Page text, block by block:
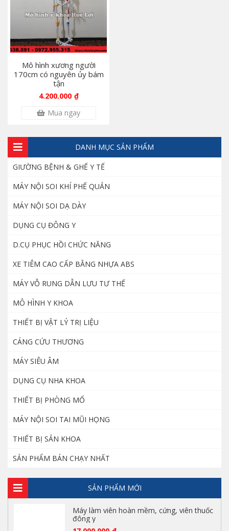
Mô hình xương người
170cm có nguyên ủy bám
tận
4.200.000 ₫
Mua ngay
DANH MỤC SẢN PHẨM
GIƯỜNG BỆNH & GHẾ Y TẾ
MÁY NỘI SOI KHÍ PHẾ QUẢN
MÁY NỘI SOI DẠ DÀY
DỤNG CỤ ĐÔNG Y
D.CỤ PHỤC HỒI CHỨC NĂNG
XE TIÊM CAO CẤP BẰNG NHỰA ABS
MÁY VỖ RUNG DẪN LƯU TƯ THẾ
MÔ HÌNH Y KHOA
THIẾT BỊ VẬT LÝ TRỊ LIỆU
CÁNG CỨU THƯƠNG
MÁY SIÊU ÂM
DỤNG CỤ NHA KHOA
THIẾT BỊ PHÒNG MỔ
MÁY NỘI SOI TAI MŨI HỌNG
THIẾT BỊ SẢN KHOA
SẢN PHẨM BÁN CHẠY NHẤT
SẢN PHẨM MỚI
Bộ vali nha khoa di động
10.000.000
Ghế điện Denston khám răng hàm mặt
Máy siêu âm Acclarix LX3 phân khúc tầm
trung của hãng EDAN
185.000.000
Giày cố định chân bằng hơi – Giày đi bộ
Mô hình thực hành điều dưỡng nam nữ
cao cấp
8.500.000
hiệu Hàn Quốc
dưới
Máy làm viên hoàn mềm, cứng, viên thuốc
đông y